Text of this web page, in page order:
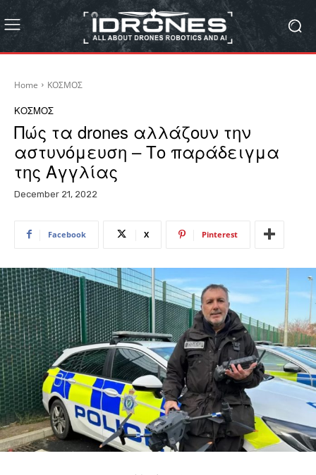
Home ΚΟΣΜΟΣ
ΚΟΣΜΟΣ
Πώς τα drones αλλάζουν την
αστυνόμευση – Το παράδειγμα
της Αγγλίας
December 21, 2022
Facebook X Pinterest